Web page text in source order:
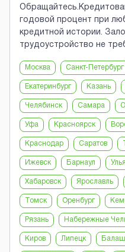
годовой процент при
кредитной истории.
трудоустройство не
Москва Санкт-Петербург
Екатеринбург Казань
Челябинск Самара
Уфа Красноярск
Краснодар Саратов
Ижевск Барнаул
Хабаровск Ярославль
Томск Оренбург
Рязань Набережные
Киров Липецк